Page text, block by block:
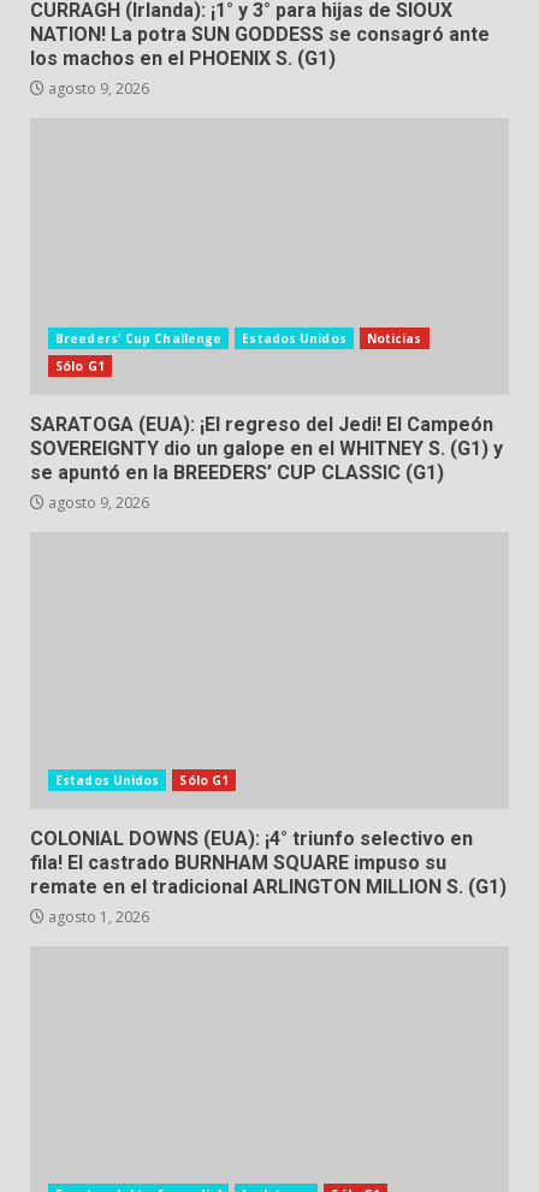
CURRAGH (Irlanda): ¡1° y 3° para hijas de SIOUX
NATION! La potra SUN GODDESS se consagró ante
los machos en el PHOENIX S. (G1)
agosto 9, 2026
Breeders' Cup Challenge Estados Unidos
Noticias
Sólo G1
SARATOGA (EUA): ¡El regreso del Jedi! El Campeón
SOVEREIGNTY dio un galope en el WHITNEY S. (G1) y
se apuntó en la BREEDERS’ CUP CLASSIC (G1)
agosto 9, 2026
Estados Unidos Sólo G1
COLONIAL DOWNS (EUA): ¡4° triunfo selectivo en
fila! El castrado BURNHAM SQUARE impuso su
remate en el tradicional ARLINGTON MILLION S. (G1)
agosto 1, 2026